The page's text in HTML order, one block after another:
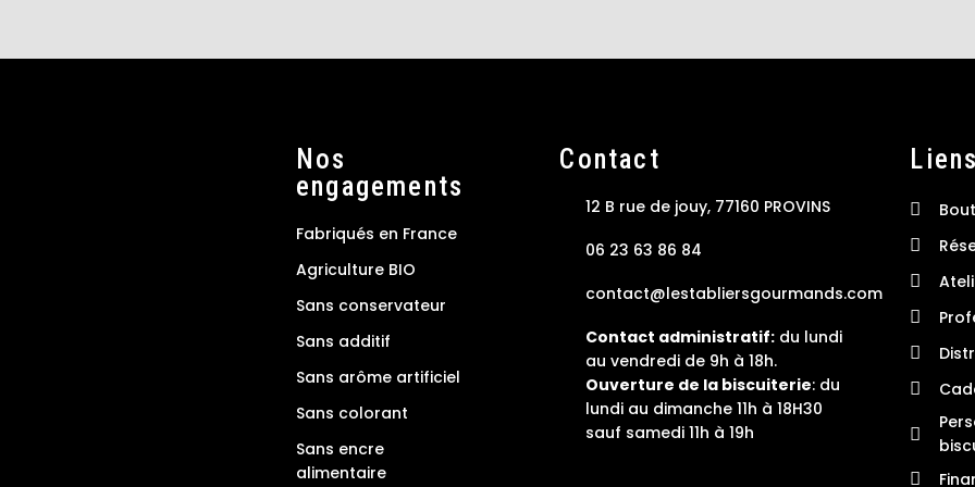
Nos
engagements
Fabriqués en France
Agriculture BIO
Sans conservateur
Sans additif
Sans arôme artificiel
Sans colorant
Sans encre
alimentaire
Contact
12 B rue de jouy, 77160 PROVINS
06 23 63 86 84
contact@lestabliersgourmands.com
Contact administratif: du lundi
au vendredi de 9h à 18h.
Ouverture de la biscuiterie: du
lundi au dimanche 11h à 18H30
sauf samedi 11h à 19h